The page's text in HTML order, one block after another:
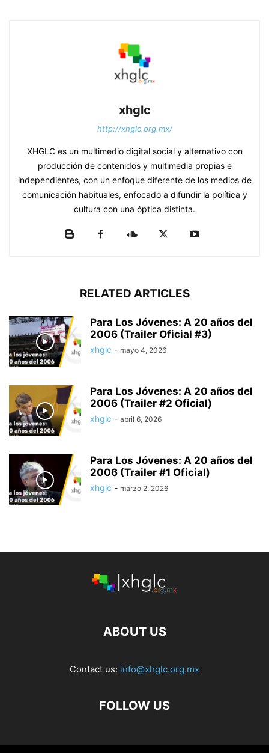
xhglc
http://xhglc.org.mx/
XHGLC es un multimedio digital social y alternativo con
producción de contenidos y multimedia propias e
independientes, con un enfoque diferente de los medios de
comunicación habituales, enfocado a difundir la política y
cultura con una óptica distinta.
RELATED ARTICLES
Para Los Jóvenes: A 20 años del
2006 (Trailer Oficial #3)
xhglc - mayo 4, 2026
Para Los Jóvenes: A 20 años del
2006 (Trailer #2 Oficial)
xhglc - abril 6, 2026
Para Los Jóvenes: A 20 años del
2006 (Trailer #1 Oficial)
xhglc - marzo 2, 2026
ABOUT US
Contact us: info@xhglc.org.mx
FOLLOW US